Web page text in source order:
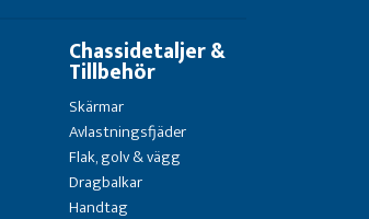
Chassidetaljer &
Tillbehör
Skärmar
Avlastningsfjäder
Flak, golv & vägg
Dragbalkar
Handtag